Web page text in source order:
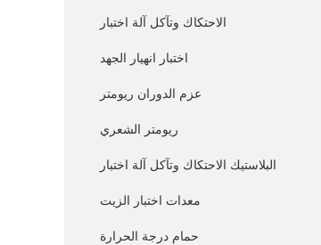
الاحتكاك وتآكل آلة اختبار
اختبار انهيار الجهد
عزم الدوران ريومتر
ريومتر الشعري
البلاستيك الاحتكاك وتآكل آلة اختبار
معدات اختبار الزيت
حمام درجة الحرارة